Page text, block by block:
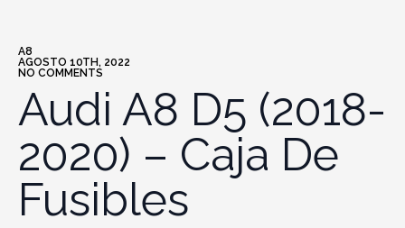
A8
AGOSTO 10TH, 2022
NO COMMENTS
Audi A8 D5 (2018-
2020) – Caja De
Fusibles